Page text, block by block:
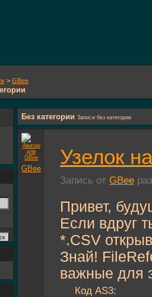
> GBee
Без категории Записи без категории
GBee
Узелок
Запись от GBee
Привет,
Если вдруг
*.CSV
Знай!
важные для
Код AS3: